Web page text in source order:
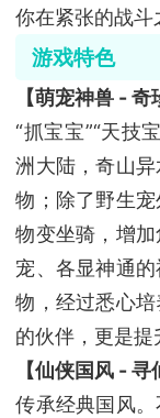
你在紧张的战斗
游戏特色
【萌宠神兽 - 奇
“抓宝宝”“天技
洲大陆，奇山
物；除了野生
物变坐骑，增
宠、各显神通
物，经过悉心
的伙伴，更是提
【仙侠国风 - 寻
传承经典国风